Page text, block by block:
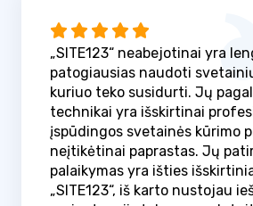
„SITE123“ neabejotinai yra
patogiausias naudoti
kuriuo teko susidurti. Jų
technikai yra išskirtinai
įspūdingos svetainės kūrimo
neįtikėtinai paprastas. Jų
palaikymas yra išties
„SITE123“, iš karto nustojau